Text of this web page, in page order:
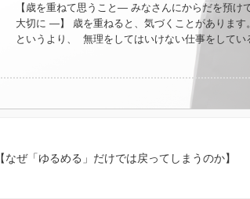
【歳を重ねて思うこと― みなさんにからだを預け
大切に ―】 歳を重ねると、気づくことがあります
というより、 無理をしてはいけない仕事をして
だを私に預けてくださっている。 その時間は一
身のコンディションが何より大事だと、 最近と
ないこと。 ちゃんと食べること。 ちゃんと眠る
とではありません。 でもその当たり前が守れて
重ねたからこそ、量より質を選びたい。 一人一人
【なぜ「ゆるめる」だけでは戻ってしまうのか】